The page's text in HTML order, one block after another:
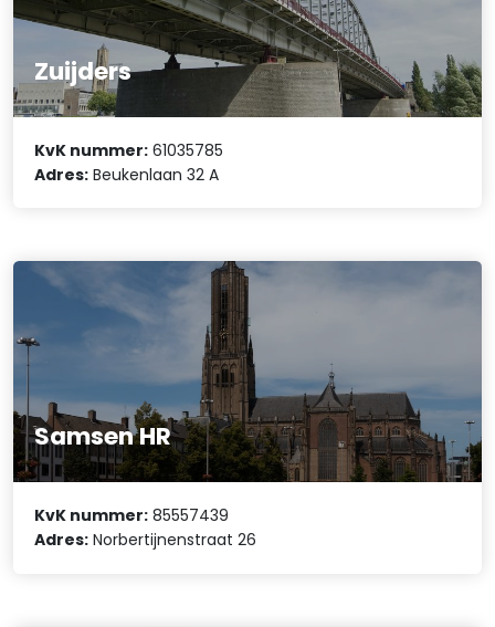
Zuijders
KvK nummer: 61035785
Adres: Beukenlaan 32 A
Samsen HR
KvK nummer: 85557439
Adres: Norbertijnenstraat 26